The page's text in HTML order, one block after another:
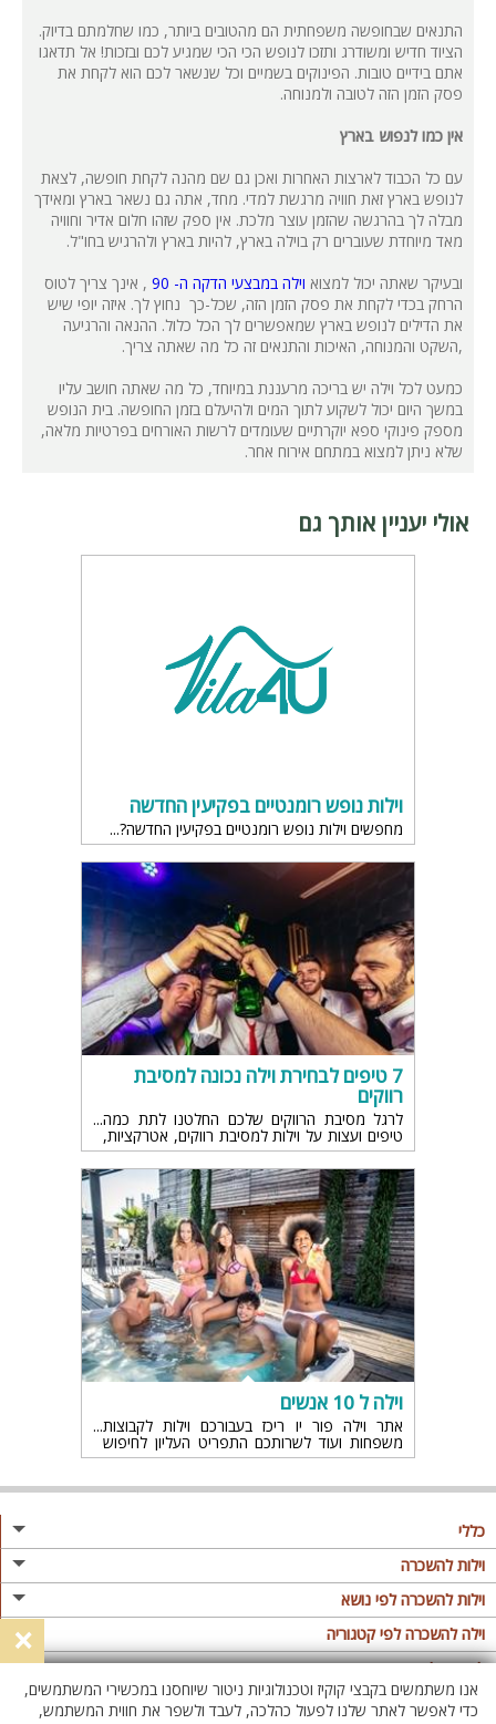
התנאים שבחופשה משפחתית הם מהטובים ביותר, כמו שחלמתם בדיוק.
הציוד חדיש ומשודרג ותזכו לנופש הכי הכי שמגיע לכם ובזכות! אל תדאגו
אתם בידיים טובות. הפינוקים בשמיים וכל שנשאר לכם הוא לקחת את
פסק הזמן הזה לטובה ולמנוחה.
אין כמו לנפוש בארץ
עם כל הכבוד לארצות האחרות ואכן גם שם מהנה לקחת חופשה, לצאת
לנופש בארץ זאת חוויה מרגשת למדי. מחד, אתה גם נשאר בארץ ומאידך
מבלה לך בהרגשה שהזמן עוצר מלכת. אין ספק שזהו חלום אדיר וחוויה
מאד מיוחדת שעוברים רק בוילה בארץ, להיות בארץ ולהרגיש בחו"ל.
ובעיקר שאתה יכול למצוא וילה במבצעי הדקה ה- 90
, אינך צריך לטוס
הרחק בכדי לקחת את פסק הזמן הזה, שכל-כך נחוץ לך. איזה יופי שיש
את הדילים לנופש בארץ שמאפשרים לך הכל כלול. ההנאה והרגיעה
,השקט והמנוחה, האיכות והתנאים זה כל מה שאתה צריך.
כמעט לכל וילה יש בריכה מרעננת במיוחד, כל מה שאתה חושב עליו
במשך היום יכול לשקוע לתוך המים ולהיעלם בזמן החופשה. בית הנופש
מספק פינוקי ספא יוקרתיים שעומדים לרשות האורחים בפרטיות מלאה,
שלא ניתן למצוא במתחם אירוח אחר.
אולי יעניין אותך גם
וילות נופש רומנטיים בפקיעין החדשה
מחפשים וילות נופש רומנטיים בפקיעין החדשה?
7 טיפים לבחירת וילה נכונה למסיבת
רווקים
לרגל מסיבת הרווקים שלכם החלטנו לתת כמה
טיפים ועצות על וילות למסיבת רווקים, אטרקציות,
מקומות בילוי
וילה ל 10 אנשים
אתר וילה פור יו ריכז בעבורכם וילות לקבוצות
משפחות ועוד לשרותכם התפריט העליון לחיפוש
ממוקד יותר.
כללי
מגזין
פרסום באתר
תקנון
מדיניות פרטיות
וילות להשכרה
וילות בצפון
וילות במרכז
וילות בדרום
וילות באילת
וילות להשכרה לפי נושא
וילה לזוגות
וילות למשפחות
וילות לציבור הדתי
וילה להשכרה לפי קטגוריה
וילות עם בריכה
וילה עם בריכה מחוממת
לופטים להשכרה
לופט
×
אנו משתמשים בקבצי קוקיז וטכנולוגיות ניטור שיוחסנו במכשירי המשתמשים,
כדי לאפשר לאתר שלנו לפעול כהלכה, לעבד ולשפר את חווית המשתמש,